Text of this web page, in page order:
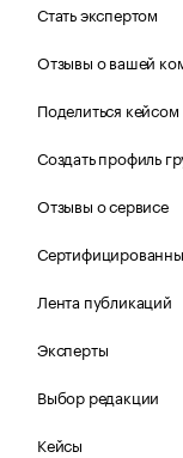
Стать экспертом
Отзывы о вашей
Поделиться кейсом
Создать профиль
Отзывы о сервисе
Лента публикаций
Эксперты
Выбор редакции
Кейсы